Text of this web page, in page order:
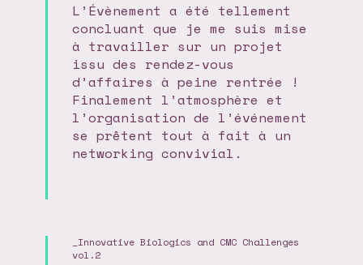
L’Évènement a été tellement
concluant que je me suis mise
à travailler sur un projet
issu des rendez-vous
d’affaires à peine rentrée !
Finalement l’atmosphère et
l’organisation de l’événement
se prêtent tout à fait à un
networking convivial.
Innovative Biologics and CMC Challenges
vol.2